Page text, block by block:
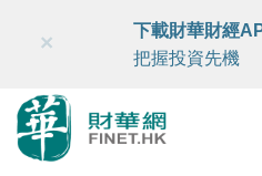
財華智庫網 FINTV
×
下載財華財經
把握投資先機